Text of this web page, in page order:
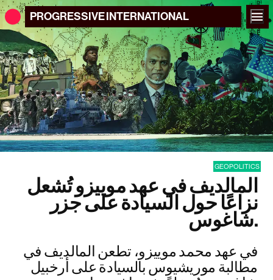
PROGRESSIVEINTERNATIONAL
GEOPOLITICS
المالديف في عهد موييزو تُشعل
نزاعًا حول السيادة على جزر
شاغوس.
في عهد محمد موييزو، تطعن المالديف في
مطالبة موريشيوس بالسيادة على أرخبيل